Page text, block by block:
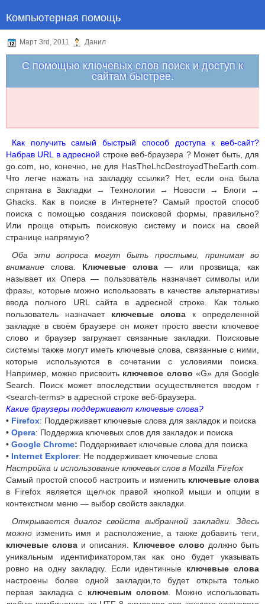
Компьютерная помощь
Март 3rd, 2011 Данил
С помощью ключевых слов поиск и доступ к
сайтам быстрее.
Как получить самый быстрый способ доступа к веб-сайт?
Набрав URL в адресной строке веб-браузера ? Может быть, для
go.com, но, конечно, не для HasTheLhcDestroyedTheEarth.com.
Что легче нажать на закладку ссылки? Нет, если она была
спрятана в Закладки → Технологии → Новости → Блоги →
Ghacks. Как в поиске в Интернете? Самый простой способ
поиска с помощью создания поисковой формы, правильно?
Или проще открыть поисковую систему и поиск на своей
странице напрямую?
Оба эти вопроса могут быть простыми, принимая во
внимание слова. Ключевые слова — или прозвища, как
называет их Опера — пользователь назначает символы или
фразы, которые можно использовать в качестве альтернативы
ввода полного URL сайта в адресной строке. Как только
пользователь назначает ключевые слова к определенной
закладке в своём браузере он может просто ввести ключевое
слово и браузер загружает связанные закладки. Поисковые
системы также могут иметь ключевые слова, связанные с ними,
которые используются в сочетании с условиями поиска.
Например, можно присвоить ключевое слово «G» для Google
Search. Поиск может впоследствии осуществляется вводом г
<search-terms> в адресной строке веб-браузера.
Какие браузеры поддерживают ключевые слова?
• Firefox: Поддерживает ключевые слова для закладок и поиска
• Opera: Поддержка ключевых слов для закладок и поиска
• Google Chrome: Поддерживает ключевые слова для поиска
• Internet Explorer: Не поддерживает ключевые слова
Настройка и использование ключевых слов в Mozilla Firefox
Самый простой способ настроить и изменить ключевые слова
в Firefox является щелчок правой кнопкой мыши и опции в
контекстном меню — выбор свойств закладки.
Открывается диалог свойств выбранной закладки. Здесь
можно изменить имя и расположение, а также добавить теги,
ключевые слова и описания. Ключевое слово должно быть
уникальным идентификатором,так как оно будет указывать
ровно на одну закладку. Если идентичные ключевые слова
настроены более одной закладки,то будет открыта только
первая закладка с ключевым словом . Можно использовать